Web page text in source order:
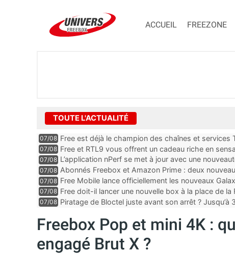
ACCUEIL FREEZONE
TOUTE L'ACTUALITÉ
07/08 Free est déjà le champion des chaînes et services
encore au moin...
07/08 Free et RTL9 vous offrent un cadeau riche en
l’obtenir
07/08 L’application nPerf se met à jour avec une
Mobile, Orange, SFR ...
07/08 Abonnés Freebox et Amazon Prime : deux
07/08 Free Mobile lance officiellement les nouveaux
des promos et des cadeaux
07/08 Free doit-il lancer une nouvelle box à la place de la
07/08 Piratage de Bloctel juste avant son arrêt ?
Freebox Pop et mini 4K :
engagé Brut X ?